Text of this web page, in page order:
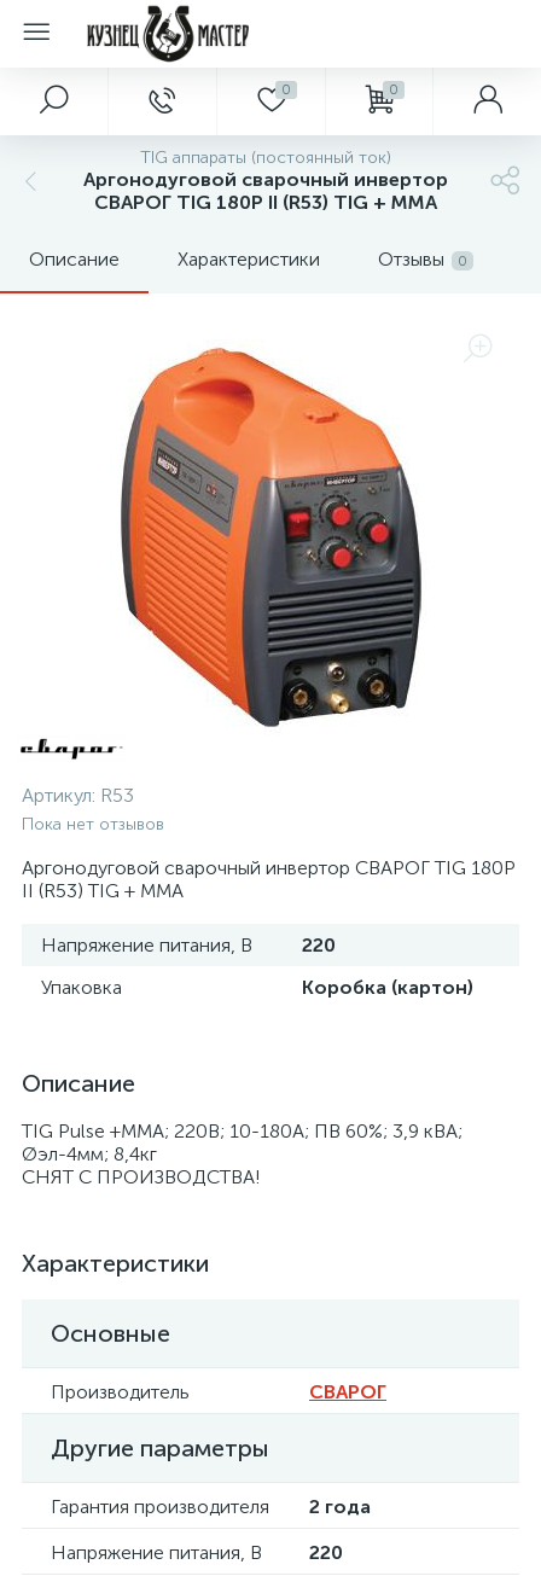
0 0
TIG аппараты (постоянный ток)
Аргонодуговой сварочный инвертор
СВАРОГ TIG 180P II (R53) TIG + MMA
Описание Характеристики Отзывы 0
Артикул: R53
Пока нет отзывов
Аргонодуговой сварочный инвертор СВАРОГ TIG 180P
II (R53) TIG + MMA
Напряжение питания, В
220
Упаковка
Коробка (картон)
Описание
TIG Pulse +MMA; 220В; 10-180А; ПВ 60%; 3,9 кВА;
Øэл-4мм; 8,4кг
СНЯТ С ПРОИЗВОДСТВА!
Характеристики
Основные
Производитель СВАРОГ
Другие параметры
Гарантия производителя
2 года
Напряжение питания, В
220